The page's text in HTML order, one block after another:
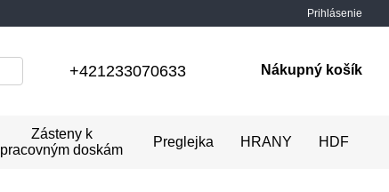
Prihlásenie
+421233070633 Nákupný košík
Zásteny k
pracovným doskám
Preglejka HRANY HDF